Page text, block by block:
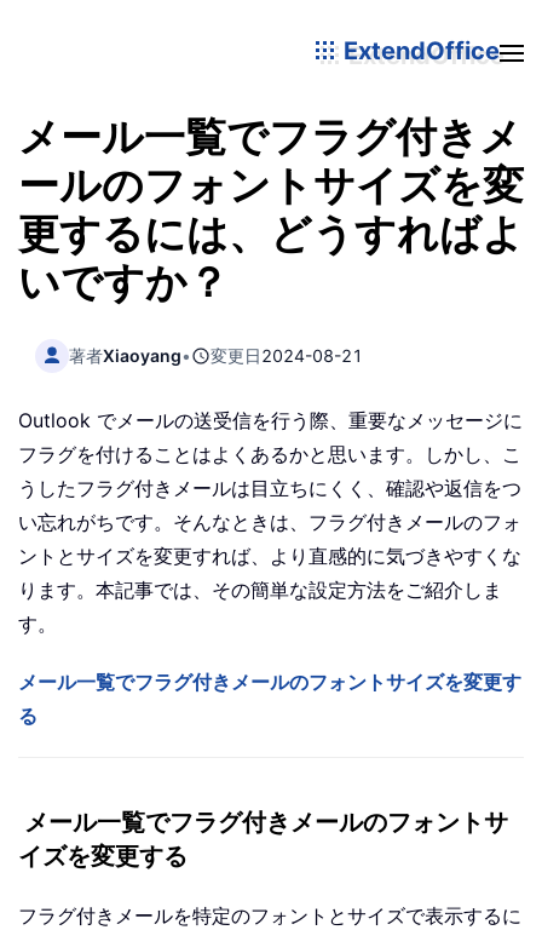
ExtendOffice
メール一覧でフラグ付きメ
ールのフォントサイズを変
更するには、どうすればよ
いですか？
著者Xiaoyang• 変更日2024-08-21
Outlook でメールの送受信を行う際、重要なメッセージに
フラグを付けることはよくあるかと思います。しかし、こ
うしたフラグ付きメールは目立ちにくく、確認や返信をつ
い忘れがちです。そんなときは、フラグ付きメールのフォ
ントとサイズを変更すれば、より直感的に気づきやすくな
ります。本記事では、その簡単な設定方法をご紹介しま
す。
メール一覧でフラグ付きメールのフォントサイズを変更す
る
メール一覧でフラグ付きメールのフォントサ
イズを変更する
フラグ付きメールを特定のフォントとサイズで表示するに